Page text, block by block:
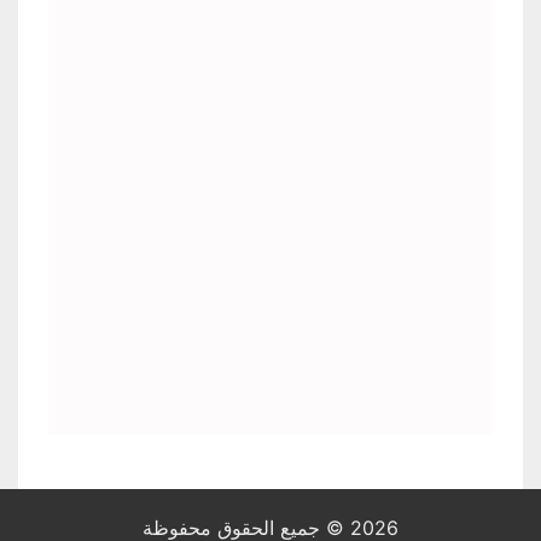
2026 © جميع الحقوق محفوظة